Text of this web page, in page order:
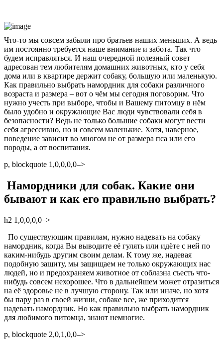
Что-то мы совсем забыли про братьев наших меньших. А ведь
им постоянно требуется наше внимание и забота. Так что
будем исправляться. И наш очередной полезный совет
адресован тем любителям домашних животных, кто у себя
дома или в квартире держит собаку, большую или маленькую.
Как правильно выбрать намордник для собаки различного
возраста и размера – вот о чём мы сегодня поговорим. Что
нужно учесть при выборе, чтобы и Вашему питомцу в нём
было удобно и окружающие Вас люди чувствовали себя в
безопасности? Ведь не только большие собаки могут вести
себя агрессивно, но и совсем маленькие. Хотя, наверное,
поведение зависит во многом не от размера пса или его
породы, а от воспитания.
p, blockquote 1,0,0,0,0–>
Намордники для собак. Какие они
бывают и как его правильно выбрать?
h2 1,0,0,0,0–>
По существующим правилам, нужно надевать на собаку
намордник, когда Вы выводите её гулять или идёте с ней по
каким-нибудь другим своим делам. К тому же, надевая
подобную защиту, мы защищаем не только окружающих нас
людей, но и предохраняем животное от соблазна съесть что-
нибудь совсем нехорошее. Что в дальнейшем может отразиться
на её здоровье не в лучшую сторону. Так или иначе, но хотя
бы пару раз в своей жизни, собаке все, же приходится
надевать намордник. Но как правильно выбрать намордник
для любимого питомца, знают немногие.
p, blockquote 2,0,1,0,0–>